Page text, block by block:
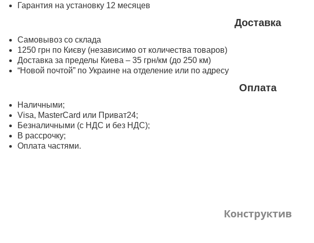
Гарантия на установку 12 месяцев
Доставка
Самовывоз со склада
1250 грн по Києву (независимо от количества товаров)
Доставка за пределы Киева – 35 грн/км (до 250 км)
“Новой почтой” по Украине на отделение или по адресу
Оплата
Наличными;
Visa, MasterСard или Приват24;
Безналичными (с НДС и без НДС);
В рассрочку;
Оплата частями.
Конструктив